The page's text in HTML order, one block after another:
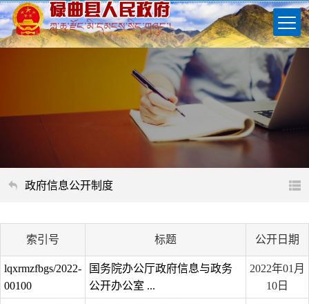
政府信息公开制度
索引号 标题 公开日期
lqxrmzfbgs/2022-
00100
国务院办公厅政府信息与政务
公开办公室 ...
2022年01月
10日